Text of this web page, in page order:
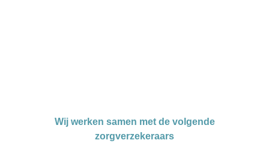
Wij werken samen met de volgende
zorgverzekeraars